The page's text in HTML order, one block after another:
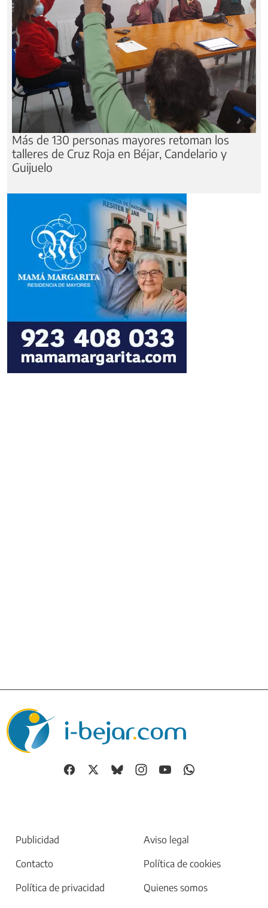
Más de 130 personas mayores retoman los
talleres de Cruz Roja en Béjar, Candelario y
Guijuelo
Publicidad
Aviso legal
Contacto
Política de cookies
Política de privacidad
Quienes somos